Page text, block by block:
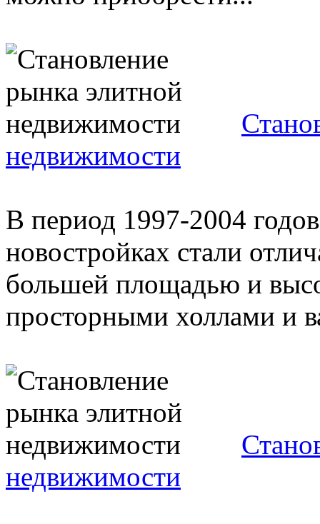
недвижимости
В период 1997-2004
новостройках стали
большей площадью и
просторными холлами и
недвижимости